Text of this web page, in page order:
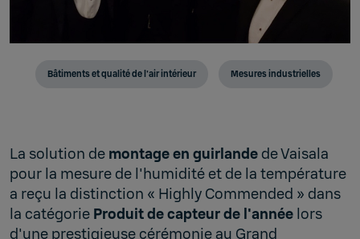
Bâtiments et qualité de l'air intérieur Mesures industrielles
La solution de montage en guirlande de Vaisala
pour la mesure de l'humidité et de la température
a reçu la distinction « Highly Commended » dans
la catégorie Produit de capteur de l'année lors
d'une prestigieuse cérémonie au Grand